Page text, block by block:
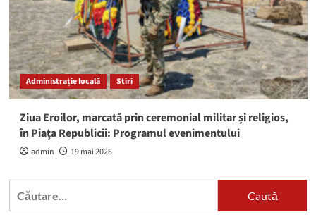
Administrație locală Stiri
Ziua Eroilor, marcată prin ceremonial militar și religios,
în Piața Republicii: Programul evenimentului
admin 19 mai 2026
Caută